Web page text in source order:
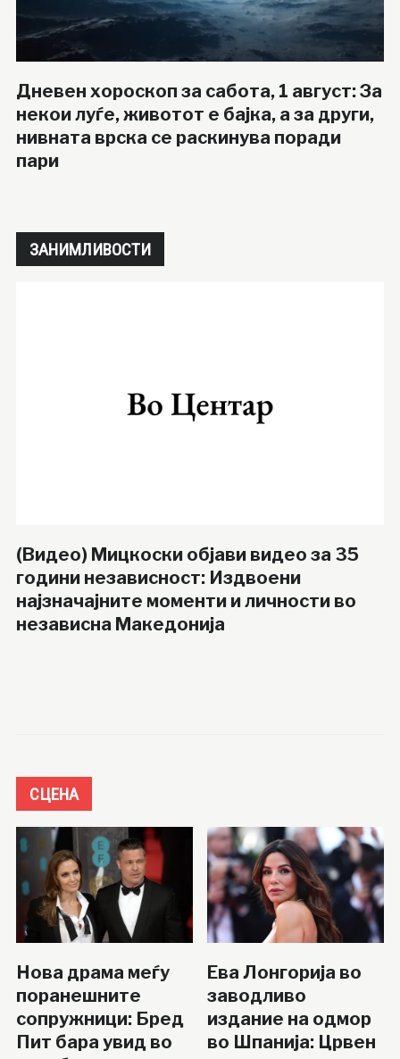
Дневен хороскоп за сабота, 1 август: За
некои луѓе, животот е бајка, а за други,
нивната врска се раскинува поради
пари
ЗАНИМЛИВОСТИ
(Видео) Мицкоски објави видео за 35
години независност: Издвоени
најзначајните моменти и личности во
независна Македонија
СЦЕНА
Нова драма меѓу
поранешните
сопружници: Бред
Пит бара увид во
Ева Лонгорија во
заводливо
издание на одмор
во Шпанија: Црвен